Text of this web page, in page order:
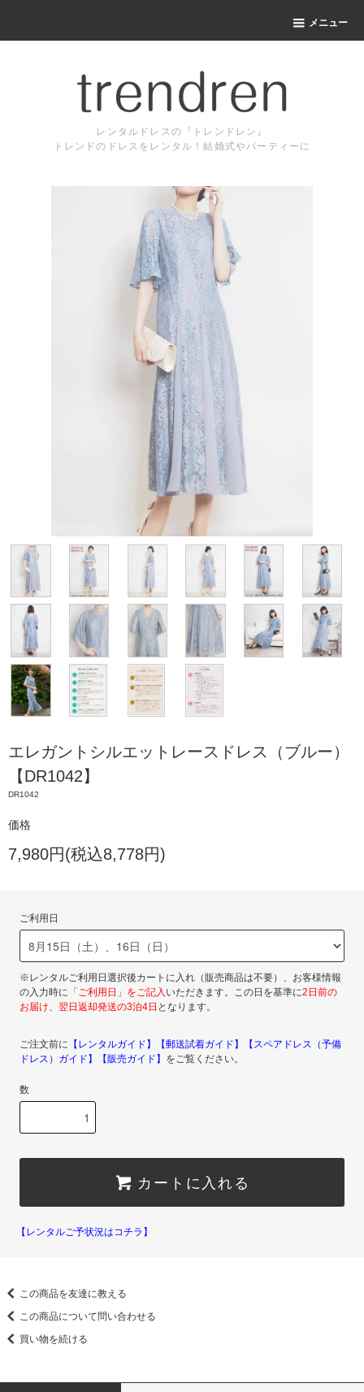
メニュー
レンタルドレスの『トレンドレン』
トレンドのドレスをレンタル！結婚式やパーティーに
エレガントシルエットレースドレス（ブルー）
【DR1042】
DR1042
価格
7,980円(税込8,778円)
ご利用日
※レンタルご利用日選択後カートに入れ（販売商品は不要）、お客様情報
の入力時に 「ご利用日」をご記入 いただきます。この日を基準に2日前の
お届け、翌日返却発送の3泊4日 となります。
ご注文前に 【レンタルガイド】 【郵送試着ガイド】
【スペアドレス（予備
ドレス）ガイド】
【販売ガイド】 をご覧ください。
数
カートに入れる
【レンタルご予状況はコチラ】
この商品を友達に教える
この商品について問い合わせる
買い物を続ける